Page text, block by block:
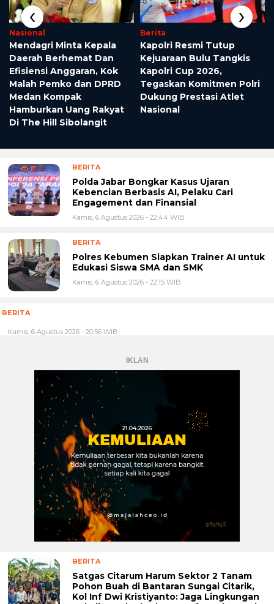
Nasional
Mendagri Minta Kepala
Daerah Berhemat Dan
Efisiensi Anggaran, Kok
Malah Pemko dan DPRD
Medan Kompak
Hamburkan Uang Rakyat
Di The Hill Sibolangit
Berita
Kapolri Resmi Tutup
Kejuaraan Bulu Tangkis
Kapolri Cup 2026,
Tegaskan Komitmen Polri
Dukung Prestasi Atlet
Nasional
‹ ›
BERITA
Polda Jabar Bongkar Kasus Ujaran
Kebencian Berbasis AI, Pelaku Cari
Engagement dan Finansial
Kamis, 6 Agustus 2026 - 22:44 WIB
BERITA
Polres Kebumen Siapkan Trainer AI untuk
Edukasi Siswa SMA dan SMK
Kamis, 6 Agustus 2026 - 22:15 WIB
BERITA
Kamis, 6 Agustus 2026 - 20:56 WIB
IKLAN
BERITA
Satgas Citarum Harum Sektor 2 Tanam
Pohon Buah di Bantaran Sungai Citarik,
Kol Inf Dwi Kristiyanto: Jaga Lingkungan